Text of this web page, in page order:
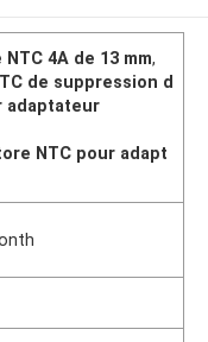
4A de 13 mm,
de suppression d
adaptateur
NTC pour adapt